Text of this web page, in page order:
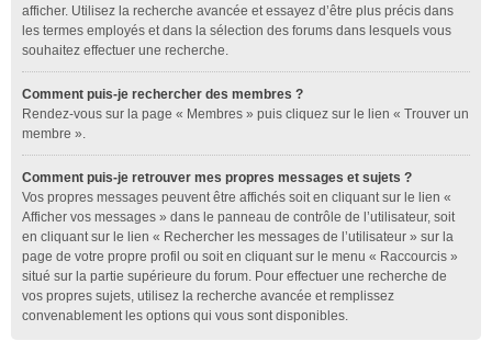
afficher. Utilisez la recherche avancée et essayez d’être plus précis dans
les termes employés et dans la sélection des forums dans lesquels vous
souhaitez effectuer une recherche.
Comment puis-je rechercher des membres ?
Rendez-vous sur la page « Membres » puis cliquez sur le lien « Trouver un
membre ».
Comment puis-je retrouver mes propres messages et sujets ?
Vos propres messages peuvent être affichés soit en cliquant sur le lien «
Afficher vos messages » dans le panneau de contrôle de l’utilisateur, soit
en cliquant sur le lien « Rechercher les messages de l’utilisateur » sur la
page de votre propre profil ou soit en cliquant sur le menu « Raccourcis »
situé sur la partie supérieure du forum. Pour effectuer une recherche de
vos propres sujets, utilisez la recherche avancée et remplissez
convenablement les options qui vous sont disponibles.